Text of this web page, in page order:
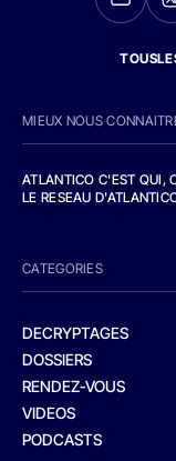
MIEUX NOUS
ATLANTICO C'EST QUI,
LE RESEAU
CATEGORIES
DECRYPTAGES
DOSSIERS
RENDEZ-VOUS
VIDEOS
PODCASTS